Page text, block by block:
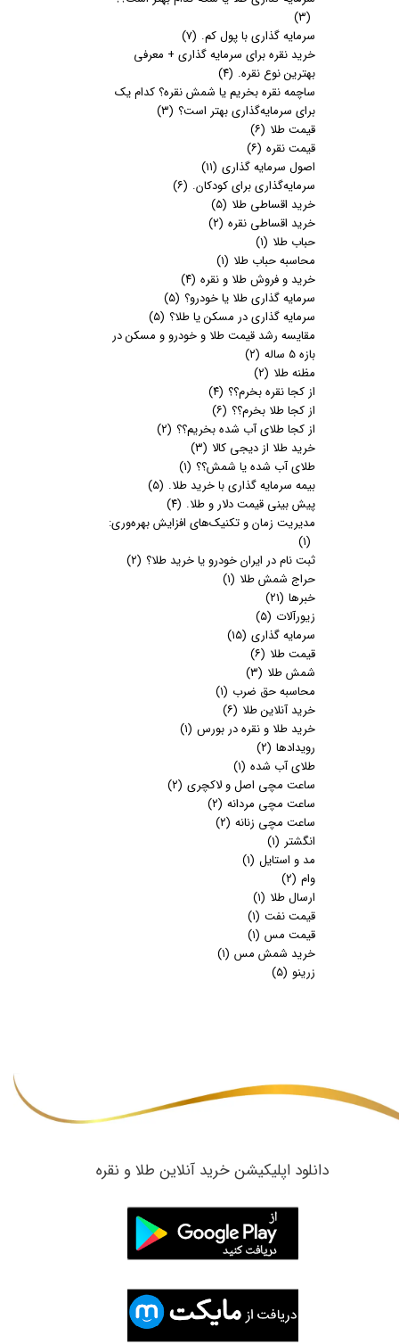
(۳)
سرمایه گذاری با پول کم. (۷)
خرید نقره برای سرمایه گذاری + معرفی
بهترین نوع نقره. (۴)
ساچمه نقره بخریم یا شمش نقره؟ کدام یک
برای سرمایه‌گذاری بهتر است؟ (۳)
قیمت طلا (۶)
قیمت نقره (۶)
اصول سرمایه گذاری (۱۱)
سرمایه‌گذاری برای کودکان. (۶)
خرید اقساطی طلا (۵)
خرید اقساطی نقره (۲)
حباب طلا (۱)
محاسبه حباب طلا (۱)
خرید و فروش طلا و نقره (۴)
سرمایه گذاری طلا یا خودرو؟ (۵)
سرمایه گذاری در مسکن یا طلا؟ (۵)
مقایسه رشد قیمت طلا و خودرو و مسکن در
بازه 5 ساله
(۲)
مظنه طلا (۲)
از کجا نقره بخرم؟؟ (۴)
از کجا طلا بخرم؟؟ (۶)
از کجا طلای آب شده بخریم؟؟ (۲)
خرید طلا از دیجی کالا (۳)
طلای آب شده یا شمش؟؟ (۱)
بیمه سرمایه گذاری با خرید طلا. (۵)
پیش بینی قیمت دلار و طلا. (۴)
مدیریت زمان و تکنیک‌های افزایش بهره‌وری:
(۱)
ثبت نام در ایران خودرو یا خرید طلا؟ (۲)
حراج شمش طلا (۱)
خبرها (۲۱)
زیورآلات (۵)
سرمایه گذاری (۱۵)
قیمت طلا (۶)
شمش طلا (۳)
محاسبه حق ضرب (۱)
خرید آنلاین طلا (۶)
خرید طلا و نقره در بورس (۱)
رویدادها (۲)
طلای آب شده (۱)
ساعت مچی اصل و لاکچری (۲)
ساعت مچی مردانه (۲)
ساعت مچی زنانه (۲)
انگشتر (۱)
مد و استایل (۱)
وام (۲)
ارسال طلا (۱)
قیمت نفت (۱)
قیمت مس (۱)
خرید شمش مس (۱)
زرینو (۵)
​دانلود اپلیکیشن خرید آنلاین طلا و نقره